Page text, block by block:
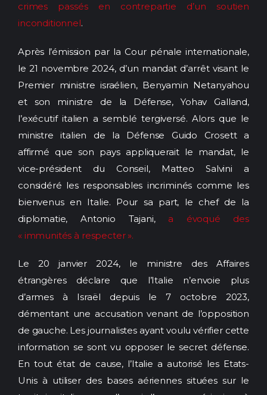
crimes passés en contrepartie d’un soutien
inconditionnel.
Après l’émission par la Cour pénale internationale,
le 21 novembre 2024, d’un mandat d’arrêt visant le
Premier ministre israélien, Benyamin Netanyahou
et son ministre de la Défense, Yohav Galland,
l’exécutif italien a semblé tergiversé. Alors que le
ministre italien de la Défense Guido Crosett a
affirmé que son pays appliquerait le mandat, le
vice-président du Conseil, Matteo Salvini a
considéré les responsables incriminés comme les
bienvenus en Italie. Pour sa part, le chef de la
diplomatie, Antonio Tajani, a évoqué des
« immunités à respecter ».
Le 20 janvier 2024, le ministre des Affaires
étrangères déclare que l’Italie n’envoie plus
d’armes à Israël depuis le 7 octobre 2023,
démentant une accusation venant de l’opposition
de gauche. Les journalistes ayant voulu vérifier cette
information se sont vu opposer le secret défense.
En tout état de cause, l’Italie a autorisé les Etats-
Unis à utiliser des bases aériennes situées sur le